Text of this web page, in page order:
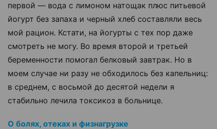
первой — вода с лимоном натощак плюс питьевой
йогурт без запаха и черный хлеб составляли весь
мой рацион. Кстати, на йогурты с тех пор даже
смотреть не могу. Во время второй и третьей
беременности помогал белковый завтрак. Но в
моем случае ни разу не обходилось без капельниц:
в среднем, с восьмой до десятой недели я
стабильно лечила токсикоз в больнице.
О болях, отеках и физнагрузке